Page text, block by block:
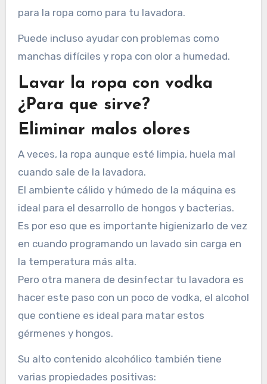
para la ropa como para tu lavadora.
Puede incluso ayudar con problemas como
manchas difíciles y ropa con olor a humedad.
Lavar la ropa con vodka
¿Para que sirve?
Eliminar malos olores
A veces, la ropa aunque esté limpia, huela mal
cuando sale de la lavadora.
El ambiente cálido y húmedo de la máquina es
ideal para el desarrollo de hongos y bacterias.
Es por eso que es importante higienizarlo de vez
en cuando programando un lavado sin carga en
la temperatura más alta.
Pero otra manera de desinfectar tu lavadora es
hacer este paso con un poco de vodka, el alcohol
que contiene es ideal para matar estos
gérmenes y hongos.
Su alto contenido alcohólico también tiene
varias propiedades positivas: